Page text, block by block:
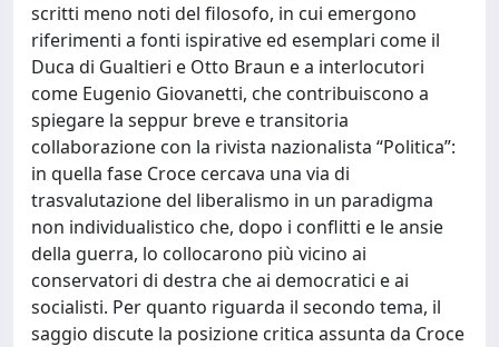
scritti meno noti del filosofo, in cui emergono
riferimenti a fonti ispirative ed esemplari come il
Duca di Gualtieri e Otto Braun e a interlocutori
come Eugenio Giovanetti, che contribuiscono a
spiegare la seppur breve e transitoria
collaborazione con la rivista nazionalista “Politica”:
in quella fase Croce cercava una via di
trasvalutazione del liberalismo in un paradigma
non individualistico che, dopo i conflitti e le ansie
della guerra, lo collocarono più vicino ai
conservatori di destra che ai democratici e ai
socialisti. Per quanto riguarda il secondo tema, il
saggio discute la posizione critica assunta da Croce